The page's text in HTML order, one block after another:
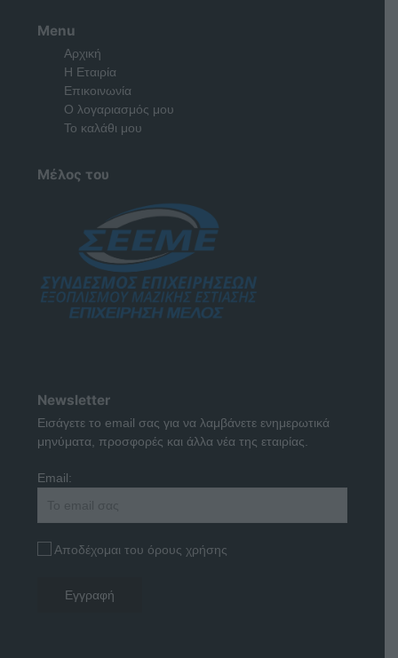
Menu
Αρχική
Η Εταιρία
Επικοινωνία
Ο λογαριασμός μου
Το καλάθι μου
Μέλος του
Newsletter
Εισάγετε το email σας για να λαμβάνετε ενημερωτικά
μηνύματα, προσφορές και άλλα νέα της εταιρίας.
Email:
Αποδέχομαι του όρους χρήσης